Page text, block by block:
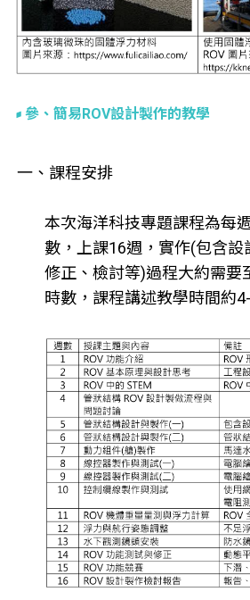
參、簡易ROV設計製作的教學
一、課程安排
本次海洋科技專題課程為每
數，上課16週，實作(包含設
修正、檢討等)過程大約需要
時數，課程講述教學時間約